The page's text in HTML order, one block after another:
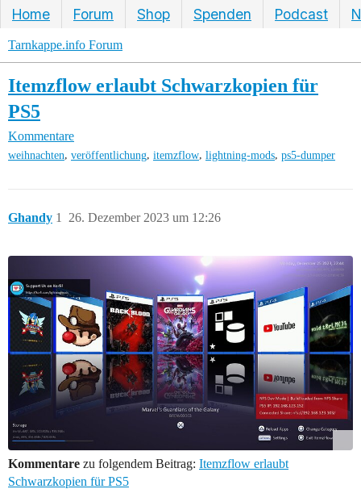
Home Forum Shop Spenden Podcast
Tarnkappe.info Forum
Itemzflow erlaubt Schwarzkopien für
PS5
Kommentare
weihnachten veröffentlichung itemzflow lightning-mods ps5-dumper
Ghandy 26. Dezember 2023 um 12:26
1
Kommentare zu folgendem Beitrag: Itemzflow erlaubt
Schwarzkopien für PS5